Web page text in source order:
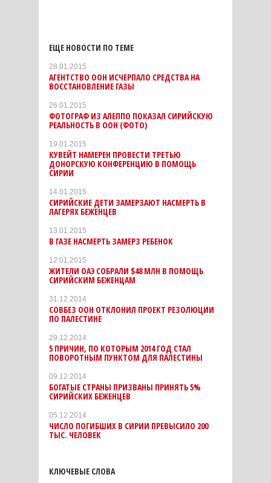
ЕЩЕ НОВОСТИ ПО ТЕМЕ
28.01.2015
АГЕНТСТВО ООН ИСЧЕРПАЛО СРЕДСТВА НА
ВОССТАНОВЛЕНИЕ ГАЗЫ
26.01.2015
ФОТОГРАФ ИЗ АЛЕППО ПОКАЗАЛ СИРИЙСКУЮ
РЕАЛЬНОСТЬ В ООН (ФОТО)
19.01.2015
КУВЕЙТ НАМЕРЕН ПРОВЕСТИ ТРЕТЬЮ
ДОНОРСКУЮ КОНФЕРЕНЦИЮ В ПОМОЩЬ
СИРИИ
14.01.2015
СИРИЙСКИЕ ДЕТИ ЗАМЕРЗАЮТ НАСМЕРТЬ В
ЛАГЕРЯХ БЕЖЕНЦЕВ
13.01.2015
В ГАЗЕ НАСМЕРТЬ ЗАМЕРЗ РЕБЕНОК
12.01.2015
ЖИТЕЛИ ОАЭ СОБРАЛИ $48 МЛН В ПОМОЩЬ
СИРИЙСКИМ БЕЖЕНЦАМ
31.12.2014
СОВБЕЗ ООН ОТКЛОНИЛ ПРОЕКТ РЕЗОЛЮЦИИ
ПО ПАЛЕСТИНЕ
29.12.2014
5 ПРИЧИН, ПО КОТОРЫМ 2014 ГОД СТАЛ
ПОВОРОТНЫМ ПУНКТОМ ДЛЯ ПАЛЕСТИНЫ
09.12.2014
БОГАТЫЕ СТРАНЫ ПРИЗВАНЫ ПРИНЯТЬ 5%
СИРИЙСКИХ БЕЖЕНЦЕВ
05.12.2014
ЧИСЛО ПОГИБШИХ В СИРИИ ПРЕВЫСИЛО 200
ТЫС. ЧЕЛОВЕК
КЛЮЧЕВЫЕ СЛОВА